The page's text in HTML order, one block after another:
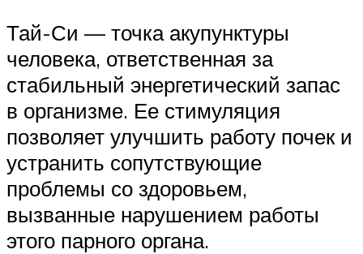
Тай-Си — точка акупунктуры
человека, ответственная за
стабильный энергетический запас
в организме. Ее стимуляция
позволяет улучшить работу почек и
устранить сопутствующие
проблемы со здоровьем,
вызванные нарушением работы
этого парного органа.